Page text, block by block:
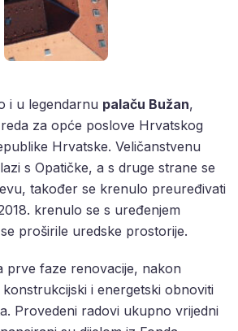
i u legendarnu palaču Bužan,
za opće poslove Hrvatskog
Hrvatske. Veličanstvenu
s Opatičke, a s druge strane se
također se krenulo preuređivati
krenulo se s uređenjem
proširile uredske prostorije.
prve faze renovacije, nakon
i energetski obnoviti
Provedeni radovi ukupno vrijedni